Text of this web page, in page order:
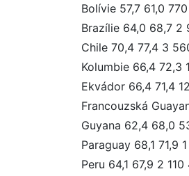
Bolívie 57,7 61,0
Brazílie 64,0 68,7 2
Chile 70,4 77,4 3
Kolumbie 66,4 72,3
Ekvádor 66,4 71,4
Francouzská
Guyana 62,4 68,0
Paraguay 68,1 71,9
Peru 64,1 67,9 2 110